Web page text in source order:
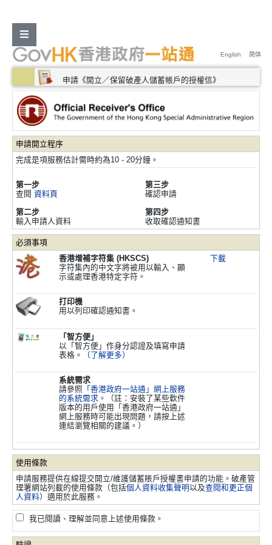
English 简体
申請《開立／保留破產人儲蓄帳戶的授權信》
第一步
第二步
輸入申請人資料
常見問題
提示及工具
資料頁
2867 2448
oroadmin@oro.gov.hk
申請開立程序
完成是項服務估計需時約為10 - 20分鐘。
第一步
第三步
查閱 資料頁
確認申請
第二步
第四步
輸入申請人資料
收取確認通知書
必須事項
香港增補字符集 (HKSCS)
字符集內的中文字將被用以輸入、顯
示或處理香港特定字符。
下載
打印機
用以列印確認通知書。
「智方便」
以「智方便」作身分認證及填寫申請
表格。
（了解更多）
系統需求
請參照 「香港政府一站通」網上服務
的系統需求。
（註：安裝了某些軟件
版本的用戶使用「香港政府一站通」
網上服務時可能出現問題，請按上述
連結瀏覽相關的建議。）
使用條款
申請服務提供在線提交開立/維護儲蓄賬戶授權書申請的功能。破產管
理署網站列載的使用條款（包括個人資料收集聲明以及查閱和更正個
人資料）適用於此服務。
我已閱讀、理解並同意上述使用條款。